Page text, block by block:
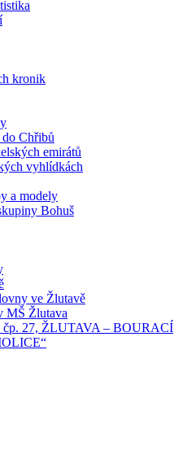
kronik
Chřibů
emirátů
vyhlídkách
a modely
Bohuš
ve Žlutavě
MŠ Žlutava
čp. 27, ŽLUTAVA – BOURACÍ